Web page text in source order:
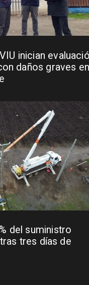
inician
daños graves en
del suministro
tres días de